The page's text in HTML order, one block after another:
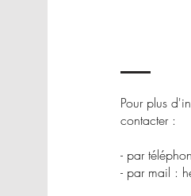
Pour plus
contacter :
- par
- par mail :